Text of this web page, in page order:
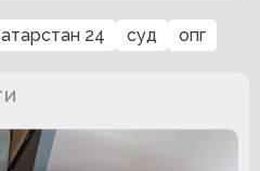
24 суд опг